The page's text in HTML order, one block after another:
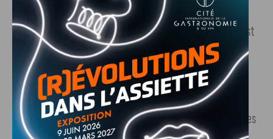
Dijon… « La France sera sous le feu des projecteurs
mondiaux »
, a rappelé Franck Robine. Pour rappel, le pays est
actuellement au niveau maximal de vigilance du plan
Vigipirate. La préfecture de la Côte-d’Or a organisé le 28
novembre dernier, au Stade Gaston Gérard, un exercice de
simulation de grande ampleur pour entrainer et préparer les